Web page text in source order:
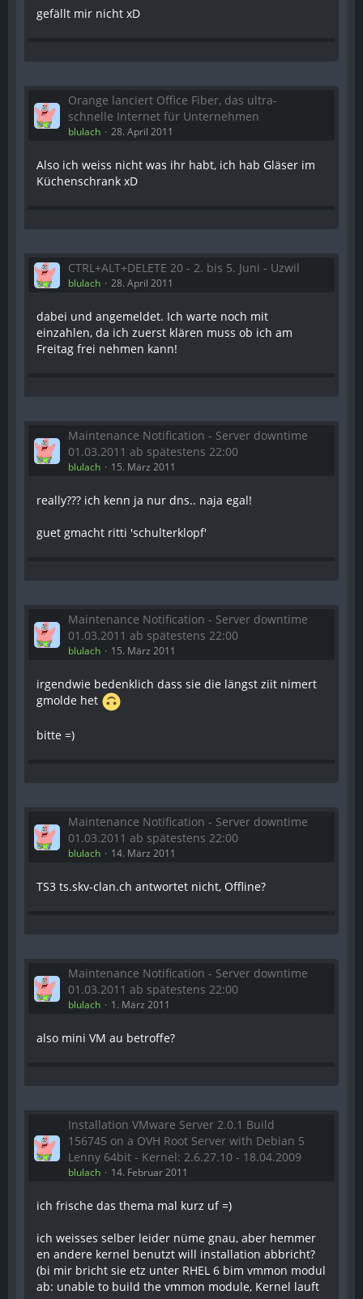
gefällt mir nicht xD
Orange lanciert Office Fiber, das ultra-
schnelle Internet für Unternehmen
blulach 28. April 2011
Also ich weiss nicht was ihr habt, ich hab Gläser im
Küchenschrank xD
CTRL+ALT+DELETE 20 - 2. bis 5. Juni - Uzwil
blulach 28. April 2011
dabei und angemeldet. Ich warte noch mit
einzahlen, da ich zuerst klären muss ob ich am
Freitag frei nehmen kann!
Maintenance Notification - Server downtime
01.03.2011 ab spätestens 22:00
blulach 15. März 2011
really??? ich kenn ja nur dns.. naja egal!
guet gmacht ritti 'schulterklopf'
Maintenance Notification - Server downtime
01.03.2011 ab spätestens 22:00
blulach 15. März 2011
irgendwie bedenklich dass sie die längst ziit nimert
gmolde het
bitte =)
Maintenance Notification - Server downtime
01.03.2011 ab spätestens 22:00
blulach 14. März 2011
TS3 ts.skv-clan.ch antwortet nicht, Offline?
Maintenance Notification - Server downtime
01.03.2011 ab spätestens 22:00
blulach 1. März 2011
also mini VM au betroffe?
Installation VMware Server 2.0.1 Build
156745 on a OVH Root Server with Debian 5
Lenny 64bit - Kernel: 2.6.27.10 - 18.04.2009
blulach 14. Februar 2011
ich frische das thema mal kurz uf =)
ich weisses selber leider nüme gnau, aber hemmer
en andere kernel benutzt will installation abbricht?
(bi mir bricht sie etz unter RHEL 6 bim vmmon modul
ab: unable to build the vmmon module, Kernel lauft